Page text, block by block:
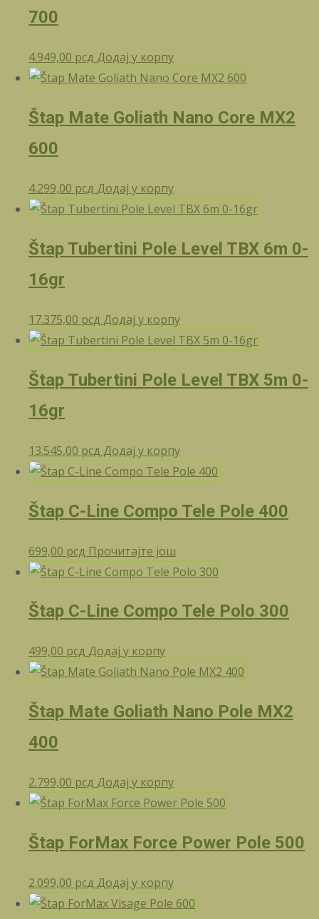
700
4.949,00 рсд Додај у корпу
Štap Mate Goliath Nano Core MX2
600
4.299,00 рсд Додај у корпу
Štap Tubertini Pole Level TBX 6m 0-
16gr
17.375,00 рсд Додај у корпу
Štap Tubertini Pole Level TBX 5m 0-
16gr
13.545,00 рсд Додај у корпу
Štap C-Line Compo Tele Pole 400
699,00 рсд Прочитајте још
Štap C-Line Compo Tele Polo 300
499,00 рсд Додај у корпу
Štap Mate Goliath Nano Pole MX2
400
2.799,00 рсд Додај у корпу
Štap ForMax Force Power Pole 500
2.099,00 рсд Додај у корпу